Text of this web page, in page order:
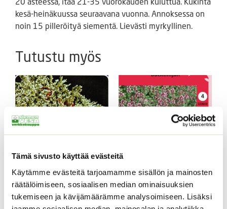
Tämä sivusto käyttää evästeitä
Käytämme evästeitä tarjoamamme sisällön ja mainosten
räätälöimiseen, sosiaalisen median ominaisuuksien
tukemiseen ja kävijämäärämme analysoimiseen. Lisäksi
kesä-heinäkuussa seuraavana vuonna. Annoksessa on
noin 15 pilleröityä siementä. Lievästi myrkyllinen.
Tutustu myös
Tataariviuhko
3,50 €
arvonlisäveron
Kangasajuruoho
2,90€ Sisältää arvonlisäveron